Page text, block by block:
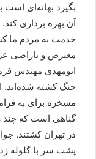
بگیرد بهانه‌ای
آن بهره برداری
خدمت به مردم ما
معترض و ناراضی
ابومهدی مهندس
جنگ کشته شده‌اند.
مسخره برای به
گناهی است که چند
در تهران کشتند.
پشت سر با گلوله